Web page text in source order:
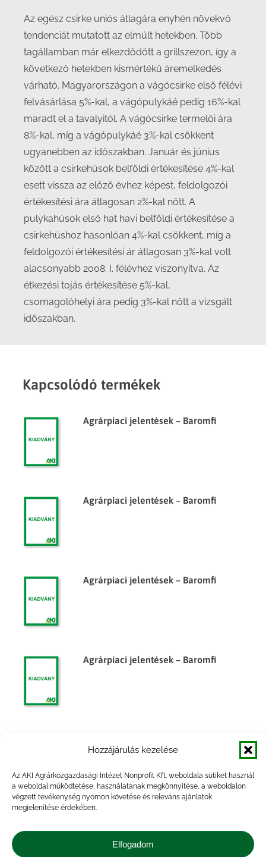
Hozzájárulás kezelése
Az AKI Agrárközgazdasági Intézet Nonprofit Kft. weboldala sütiket használ
a weboldal működtetése, használatának megkönnyítése, a weboldalon
végzett tevékenység nyomon követése és releváns ajánlatok
megjelenítése érdekében.
Elfogadom
Az egész csirke uniós átlagára enyhén növekvő
tendenciát mutatott az elmúlt hetekben. Több
tagállamban már elkezdődött a grillszezon, így a
következő hetekben kismértékű áremelkedés
várható. Magyarországon a vágócsirke első félévi
felvásárlása 5%-kal, a vágópulykáé pedig 16%-kal
maradt el a tavalyitól. A vágócsirke termelői ára
8%-kal, míg a vágópulykáé 3%-kal csökkent
ugyanebben az időszakban. Január és június
között a csirkehúsok belföldi értékesítése 4%-kal
esett vissza az előző évhez képest, feldolgozói
értékesítési ára átlagosan 2%-kal nőtt. A
pulykahúsok első hat havi belföldi értékesítése a
csirkehúshoz hasonlóan 4%-kal csökkent, míg a
feldolgozói értékesítési ár átlagosan 3%-kal volt
alacsonyabb 2008. I. félévhez viszonyítva. Az
étkezési tojás értékesítése 5%-kal,
csomagolóhelyi ára pedig 3%-kal nőtt a vizsgált
időszakban.
Kapcsolódó termékek
Agrárpiaci jelentések – Baromfi
Agrárpiaci jelentések – Baromfi
Agrárpiaci jelentések – Baromfi
Agrárpiaci jelentések – Baromfi